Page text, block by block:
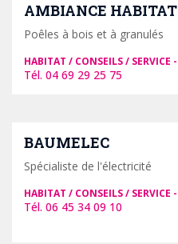
AMBIANCE HABITAT
Poêles à bois et à granulés
HABITAT / CONSEILS / SERVICE
04 69 29 25 75
BAUMELEC
Spécialiste de l'électricité
HABITAT / CONSEILS / SERVICE
06 45 34 09 10